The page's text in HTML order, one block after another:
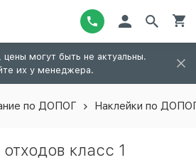
могут быть не актуальны.
их у менеджера.
по ДОПОГ Наклейки по
класс 1